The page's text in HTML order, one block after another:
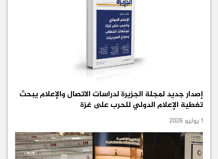
إصدار جديد لمجلة الجزيرة لدراسات الاتصال والإعلام يبحث
تغطية الإعلام الدولي للحرب على غزة
1 يوليو 2026